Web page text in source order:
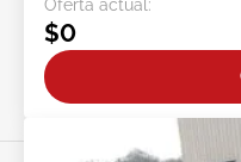
Oferta actual:
$0